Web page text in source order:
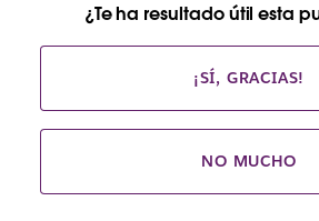
¿Te ha resultado útil esta
¡SÍ, GRACIAS!
NO MUCHO